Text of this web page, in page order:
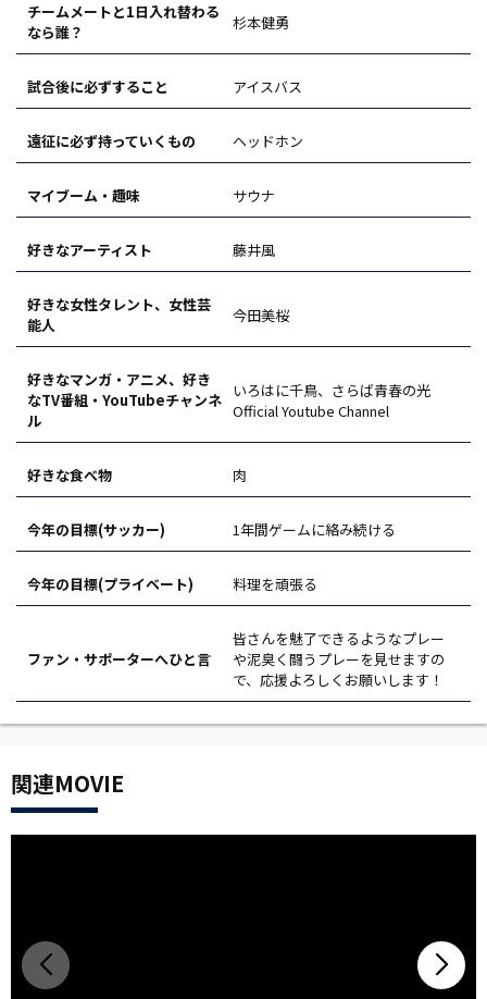
チームメートと1日入れ替わる
なら誰？
杉本健勇
試合後に必ずすること アイスバス
遠征に必ず持っていくもの ヘッドホン
マイブーム・趣味 サウナ
好きなアーティスト 藤井風
好きな女性タレント、女性芸
能人
今田美桜
好きなマンガ・アニメ、好き
なTV番組・YouTubeチャンネ
ル
いろはに千鳥、さらば青春の光
Official Youtube Channel
好きな食べ物 肉
今年の目標(サッカー) 1年間ゲームに絡み続ける
今年の目標(プライベート) 料理を頑張る
ファン・サポーターへひと言
皆さんを魅了できるようなプレー
や泥臭く闘うプレーを見せますの
で、応援よろしくお願いします！
関連MOVIE